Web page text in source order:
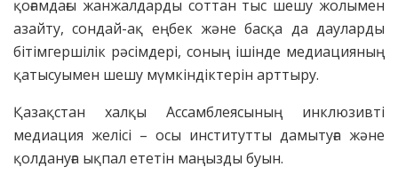
қоғамдағы жанжалдарды соттан тыс шешу жолымен
азайту, сондай-ақ еңбек және басқа да дауларды
бітімгершілік рәсімдері, соның ішінде медиацияның
қатысуымен шешу мүмкіндіктерін арттыру.
Қазақстан халқы Ассамблеясының инклюзивті
медиация желісі – осы институтты дамытуға және
қолдануға ықпал ететін маңызды буын.